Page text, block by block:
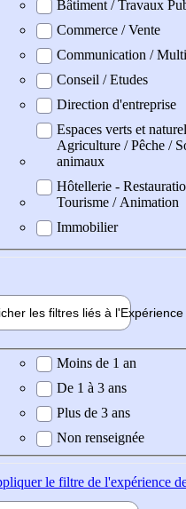
Bâtiment / Travaux
Commerce / Vente
Communication /
Conseil / Etudes
Direction d'entreprise
Espaces verts et
Agriculture / Pêche /
animaux
Hôtellerie -
Tourisme / Animation
Immobilier
les filtres liés à l'Expérience
Expérience demandée
Moins de 1 an
De 1 à 3 ans
Plus de 3 ans
Non renseignée
le filtre de l'expérience